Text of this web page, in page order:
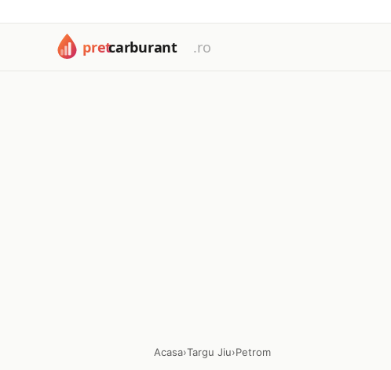
Acasa›Targu Jiu›Petrom